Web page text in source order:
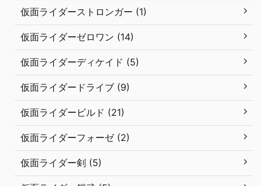
仮面ライダーストロンガー (1)
仮面ライダーゼロワン (14)
仮面ライダーディケイド (5)
仮面ライダードライブ (9)
仮面ライダービルド (21)
仮面ライダーフォーゼ (2)
仮面ライダー剣 (5)